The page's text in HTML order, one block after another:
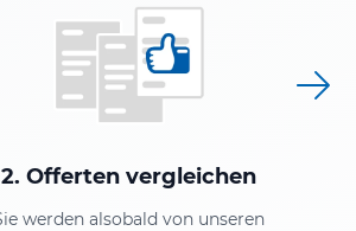
2. Offerten vergleichen
werden alsobald von unseren